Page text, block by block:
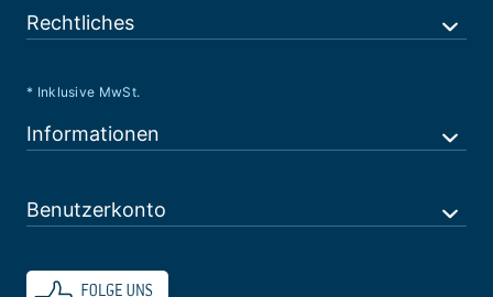
Rechtliches
* Inklusive MwSt.
Informationen
Benutzerkonto